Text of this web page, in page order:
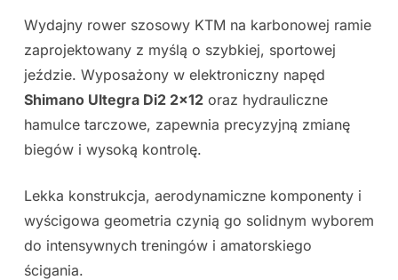
Wydajny rower szosowy KTM na karbonowej ramie
zaprojektowany z myślą o szybkiej, sportowej
jeździe. Wyposażony w elektroniczny napęd
Shimano Ultegra Di2 2×12oraz hydrauliczne
hamulce tarczowe, zapewnia precyzyjną zmianę
biegów i wysoką kontrolę.
Lekka konstrukcja, aerodynamiczne komponenty i
wyścigowa geometria czynią go solidnym wyborem
do intensywnych treningów i amatorskiego
ścigania.